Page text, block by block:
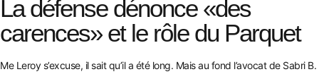
La défense dénonce «des
carences» et le rôle du Parquet
Me Leroy s’excuse, il sait qu’il a été long. Mais au fond l’avocat de Sabri B.